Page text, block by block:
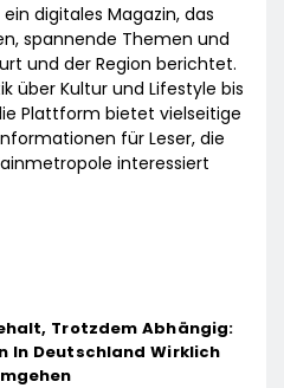
digitales Magazin, das
spannende Themen und
und der Region berichtet.
über Kultur und Lifestyle bis
Plattform bietet vielseitige
für Leser, die
interessiert
Trotzdem Abhängig:
In Deutschland Wirklich